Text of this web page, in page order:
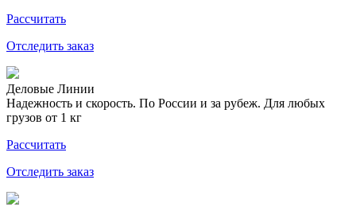
Рассчитать
Отследить заказ
Деловые Линии
Надежность и скорость. По России и за рубеж. Для любых
грузов от 1 кг
Рассчитать
Отследить заказ